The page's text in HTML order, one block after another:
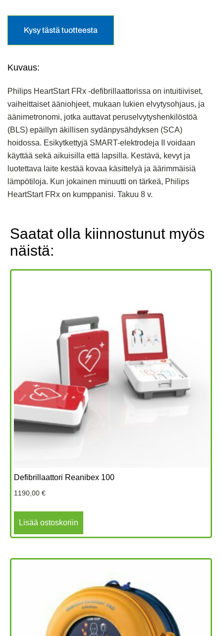
Kysy tästä tuotteesta
Kuvaus:
Philips HeartStart FRx -defibrillaattorissa on intuitiiviset,
vaiheittaiset ääniohjeet, mukaan lukien elvytysohjaus, ja
äänimetronomi, jotka auttavat peruselvytyshenkilöstöä
(BLS) epäillyn äkillisen sydänpysähdyksen (SCA)
hoidossa. Esikytkettyjä SMART-elektrodeja II voidaan
käyttää sekä aikuisilla että lapsilla. Kestävä, kevyt ja
luotettava laite kestää kovaa käsittelyä ja äärimmäisiä
lämpötiloja. Kun jokainen minuutti on tärkeä, Philips
HeartStart FRx on kumppanisi. Takuu 8 v.
Saatat olla kiinnostunut myös
näistä:
Defibrillaattori Reanibex 100
1190,00 €
Lisää ostoskoriin